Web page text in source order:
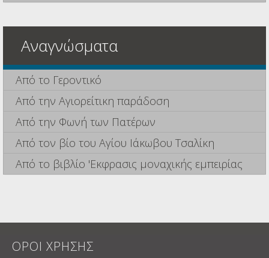
Αναγνώσματα
Από το Γεροντικό
Από την Αγιορείτικη παράδοση
Από την Φωνή των Πατέρων
Από τον βίο του Αγίου Ιάκωβου Τσαλίκη
Από το βιβλίο 'Εκφρασις μοναχικής εμπειρίας
ΟΡΟΙ ΧΡΗΣΗΣ